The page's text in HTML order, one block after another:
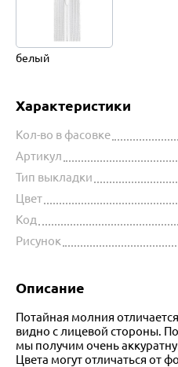
белый
Характеристики
Кол-во в фасовке
Артикул
Тип выкладки
Цвет
Код
Рисунок
Описание
Потайная молния
видно с лицевой стороны.
мы получим очень
Цвета могут отличаться от